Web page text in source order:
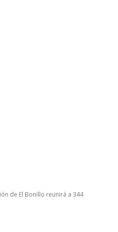
de El Bonillo reunirá a 344